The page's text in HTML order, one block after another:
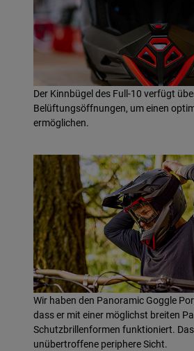
Der Kinnbügel des Full-10 verfügt
Belüftungsöffnungen, um einen
ermöglichen.
Wir haben den Panoramic Goggle
dass er mit einer möglichst breiten
Schutzbrillenformen funktioniert.
unübertroffene periphere Sicht.